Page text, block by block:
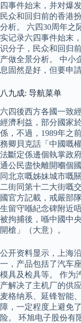
四事件始末，并对爆
民众和回归前的香港
分析。 六四30周年之
实记录六四事件始末
识分子，民众和回归
产做全景分析。 中小
息固然是好，但要申
八九成: 导航菜单
六四後西方各國一致
經濟利益，部分國家
係，不過，1989年之
務卿貝克話「中國嘅
法斷定係邊個執掌政
通公民盡快離開嗰個
同北京嘅姊妹城市嘅
二街同第十二大街嘅
國官方記載，戒嚴部
生留守喺紀念碑附近
被拘捕後，喺中國中
開槍」（大意）。
公开资料显示，上海
一，产品包括了汽车
模具及检具等。 作为
产解决了主机厂的供
麦格纳系、延锋智能
障，一定程度上避免
险。 环旭电子股份有